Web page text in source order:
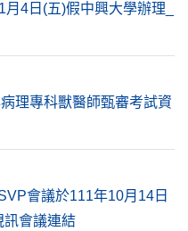
4日(五)假中興大學辦理_
理專科獸醫師甄審考試資
會議於111年10月14日
訊會議連結